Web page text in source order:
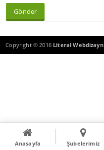
Gönder
Copyright © 2016 Literal Webdizayn
Anasayfa Şubelerimiz